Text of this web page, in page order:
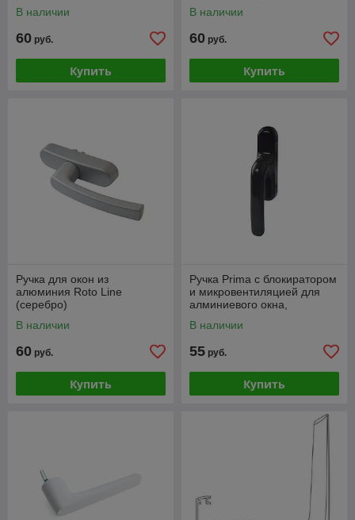
В наличии
60 руб.
Купить
В наличии
60 руб.
Купить
Ручка для окон из
алюминия Roto Line
(серебро)
В наличии
60 руб.
Купить
Ручка Prima с блокиратором
и микровентиляцией для
алминиевого окна,
01039640
В наличии
55 руб.
Купить